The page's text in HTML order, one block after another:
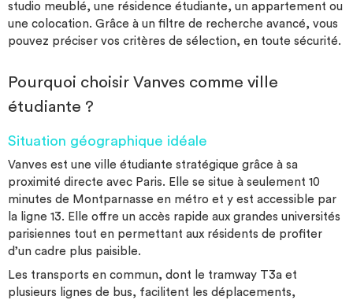
studio meublé, une résidence étudiante, un appartement ou
une colocation. Grâce à un filtre de recherche avancé, vous
pouvez préciser vos critères de sélection, en toute sécurité.
Pourquoi choisir Vanves comme ville
étudiante ?
Situation géographique idéale
Vanves est une ville étudiante stratégique grâce à sa
proximité directe avec Paris. Elle se situe à seulement 10
minutes de Montparnasse en métro et y est accessible par
la ligne 13. Elle offre un accès rapide aux grandes universités
parisiennes tout en permettant aux résidents de profiter
d’un cadre plus paisible.
Les transports en commun, dont le tramway T3a et
plusieurs lignes de bus, facilitent les déplacements,